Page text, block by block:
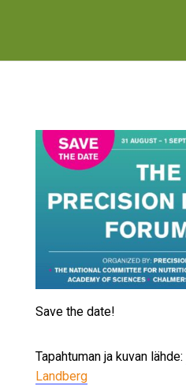
Save the date!
Tapahtuman ja kuvan lähde:
Landberg